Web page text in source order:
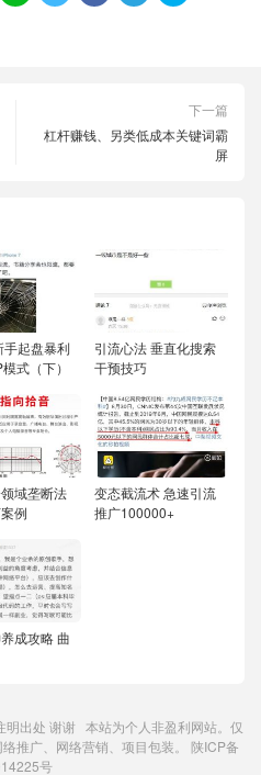
下一篇
杠杆赚钱、另类低成本关键词霸
屏
手起盘暴利
式（下）
引流心法 垂直化搜索
干预技巧
域垄断法
例
变态截流术 急速引流
推广100000+
成攻略 曲
明出处 谢谢 本站为个人非盈利网站。仅
推广、网络营销、项目包装。 陕ICP备
号